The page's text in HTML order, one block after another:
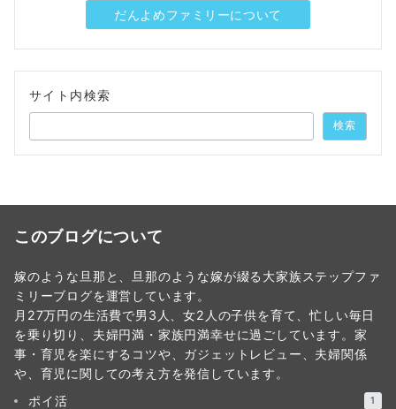
だんよめファミリーについて
サイト内検索
検索
このブログについて
嫁のような旦那と、旦那のような嫁が綴る大家族ステップファ
ミリーブログを運営しています。
月27万円の生活費で男3人、女2人の子供を育て、忙しい毎日
を乗り切り、夫婦円満・家族円満幸せに過ごしています。家
事・育児を楽にするコツや、ガジェットレビュー、夫婦関係
や、育児に関しての考え方を発信しています。
ポイ活
1